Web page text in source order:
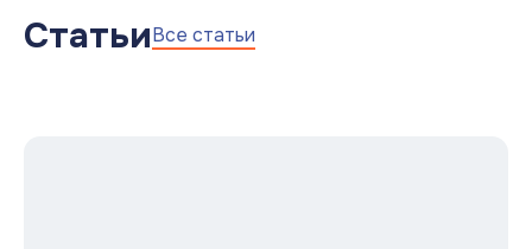
СтатьиВсе статьи